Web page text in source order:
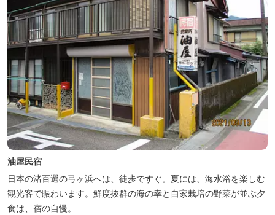
油屋民宿
日本の渚百選の弓ヶ浜へは、徒歩ですぐ。夏には、海水浴を楽しむ
観光客で賑わいます。鮮度抜群の海の幸と自家栽培の野菜が並ぶ夕
食は、宿の自慢。